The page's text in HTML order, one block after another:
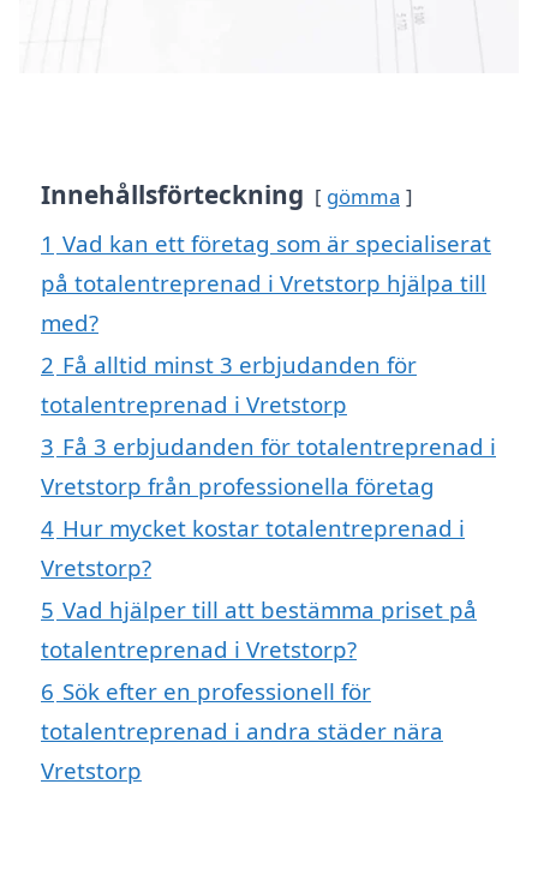
Innehållsförteckning gömma
1 Vad kan ett företag som är specialiserat
på totalentreprenad i Vretstorp hjälpa till
med?
2 Få alltid minst 3 erbjudanden för
totalentreprenad i Vretstorp
3 Få 3 erbjudanden för totalentreprenad i
Vretstorp från professionella företag
4 Hur mycket kostar totalentreprenad i
Vretstorp?
5 Vad hjälper till att bestämma priset på
totalentreprenad i Vretstorp?
6 Sök efter en professionell för
totalentreprenad i andra städer nära
Vretstorp